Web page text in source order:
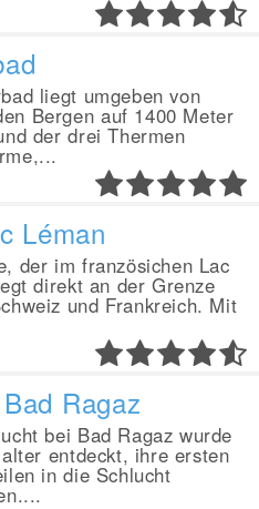
liegt umgeben von
Bergen auf 1400 Meter
der drei Thermen
Léman
der im französichen Lac
direkt an der Grenze
und Frankreich. Mit
Ragaz
bei Bad Ragaz wurde
entdeckt, ihre ersten
in die Schlucht